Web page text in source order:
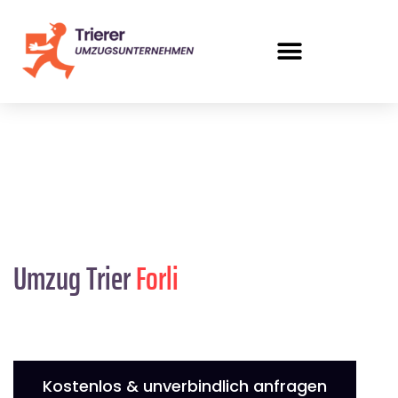
Umzug TrierForli
Kostenlos & unverbindlich anfragen